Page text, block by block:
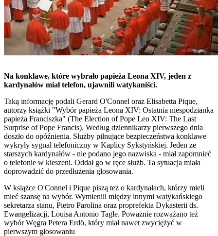
Na konklawe, które wybrało papieża Leona XIV, jeden z
kardynałów miał telefon, ujawnili watykaniści.
Taką informację podali Gerard O'Connel oraz Elisabetta Pique,
autorzy książki "Wybór papieża Leona XIV: Ostatnia niespodzianka
papieża Franciszka" (The Election of Pope Leo XIV: The Last
Surprise of Pope Francis). Według dziennikarzy pierwszego dnia
doszło do opóźnienia. Służby pilnujące bezpieczeństwa konklawe
wykryły sygnał telefoniczny w Kaplicy Sykstyńskiej. Jeden ze
starszych kardynałów - nie podano jego nazwiska - miał zapomnieć
o telefonie w kieszeni. Oddał go w ręce służb. Ta sytuacja miała
doprowadzić do przedłużenia głosowania.
W książce O'Connel i Pique piszą też o kardynałach, którzy mieli
mieć szansę na wybór. Wymienili między innymi watykańskiego
sekretarza stanu, Pietro Parolina oraz proprefekta Dykasterii ds.
Ewangelizacji, Louisa Antonio Tagle. Poważnie rozważano też
wybór Węgra Petera Erdö, który miał nawet zwyciężyć w
pierwszym głosowaniu